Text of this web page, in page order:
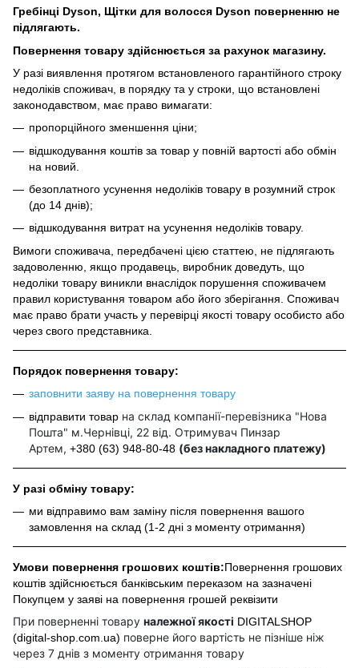
Гребінці Dyson, Щітки для волосся Dyson поверненню не
підлягають.
Повернення товару здійснюється за рахунок магазину.
У разі виявлення протягом встановленого гарантійного строку
недоліків споживач, в порядку та у строки, що встановлені
законодавством, має право вимагати:
пропорційного зменшення ціни;
відшкодування коштів за товар у повній вартості або обмін
на новий.
безоплатного усунення недоліків товару в розумний строк
(до 14 днів);
відшкодування витрат на усунення недоліків товару.
Вимоги споживача, передбачені цією статтею, не підлягають
задоволенню, якщо продавець, виробник доведуть, що
недоліки товару виникли внаслідок порушення споживачем
правил користування товаром або його зберігання. Споживач
має право брати участь у перевірці якості товару особисто або
через свого представника.
Порядок повернення товару:
заповнити заяву на повернення товару
відправити товар на склад компанії-перевізника "Нова
Пошта" м.Чернівці, 22 від. Отримувач Пинзар
Артем, +380 (63) 948-80-48 (без накладного платежу)
У разі обміну товару:
ми відправимо вам заміну після повернення вашого
замовлення на склад (1-2 дні з моменту отримання)
Умови повернення грошових коштів:Повернення грошових
коштів здійснюється банківським переказом на зазначені
Покупцем у заяві на повернення грошей реквізити
При поверненні товару належної якості DIGITALSHOP
(digital-shop.com.ua) поверне його вартість не пізніше ніж
через 7 днів з моменту отримання товару